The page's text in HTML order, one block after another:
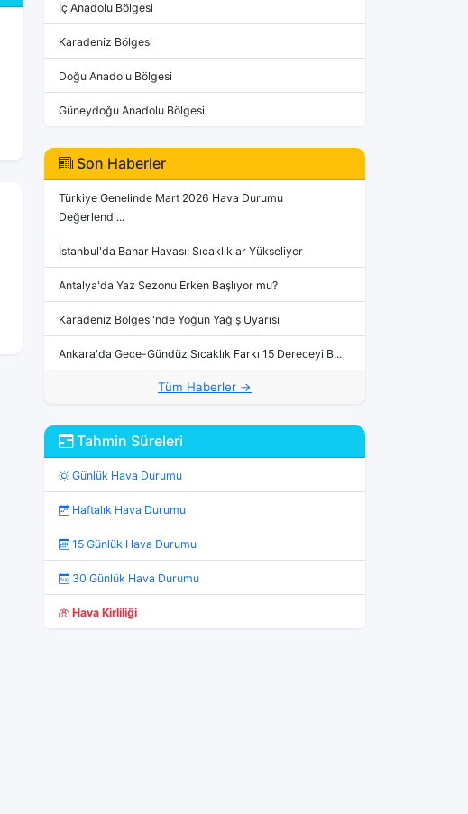
İç Anadolu Bölgesi
Karadeniz Bölgesi
Doğu Anadolu Bölgesi
Güneydoğu Anadolu Bölgesi
Son Haberler
Türkiye Genelinde Mart 2026 Hava Durumu
Değerlendi...
İstanbul'da Bahar Havası: Sıcaklıklar Yükseliyor
Antalya'da Yaz Sezonu Erken Başlıyor mu?
Karadeniz Bölgesi'nde Yoğun Yağış Uyarısı
Ankara'da Gece-Gündüz Sıcaklık Farkı 15 Dereceyi B...
Tüm Haberler →
Tahmin Süreleri
Günlük Hava Durumu
Haftalık Hava Durumu
15 Günlük Hava Durumu
30 Günlük Hava Durumu
Hava Kirliliği